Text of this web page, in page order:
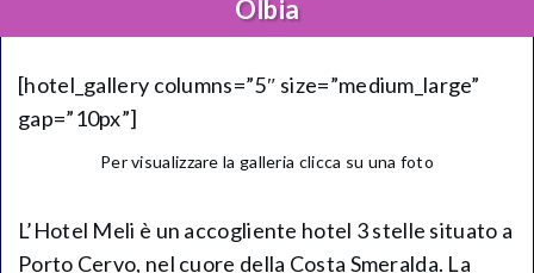
Olbia
[hotel_gallery columns=”5″ size=”medium_large”
gap=”10px”]
Per visualizzare la galleria clicca su una foto
L’Hotel Meli è un accogliente hotel 3 stelle situato a
Porto Cervo, nel cuore della Costa Smeralda. La